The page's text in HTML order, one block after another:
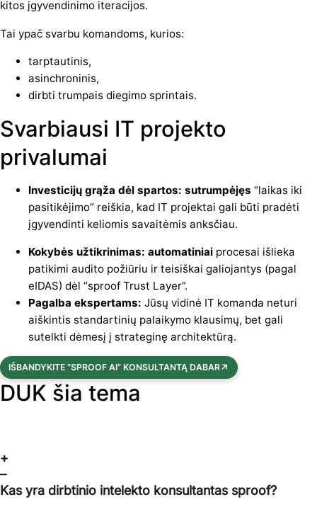
kitos įgyvendinimo iteracijos.
Tai ypač svarbu komandoms, kurios:
tarptautinis,
asinchroninis,
dirbti trumpais diegimo sprintais.
Svarbiausi IT projekto
privalumai
Investicijų grąža dėl spartos: sutrumpėjęs “laikas iki
pasitikėjimo” reiškia, kad IT projektai gali būti pradėti
įgyvendinti keliomis savaitėmis anksčiau.
Kokybės užtikrinimas: automatiniai procesai išlieka
patikimi audito požiūriu ir teisiškai galiojantys (pagal
eIDAS) dėl “sproof Trust Layer”.
Pagalba ekspertams: Jūsų vidinė IT komanda neturi
aiškintis standartinių palaikymo klausimų, bet gali
sutelkti dėmesį į strateginę architektūrą.
IŠBANDYKITE “SPROOF AI” KONSULTANTĄ DABAR
DUK šia tema
+
–
Kas yra dirbtinio intelekto konsultantas sproof?